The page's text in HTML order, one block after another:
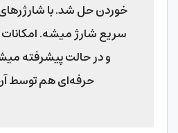
خوردن حل شد. با
سریع شارژ میشه.
و در حالت پیشرفته
حرفه‌ای هم توسط